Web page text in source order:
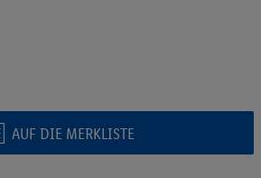
AUF DIE MERKLISTE